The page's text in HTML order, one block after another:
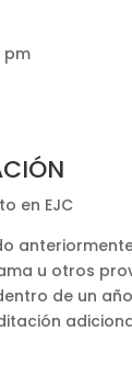
pm
en EJC
u otros
de un